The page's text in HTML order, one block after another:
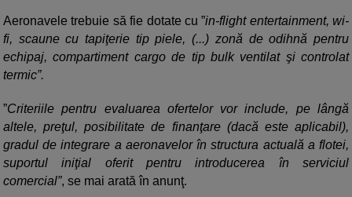
Aeronavele trebuie să fie dotate cu ”in-flight entertainment, wi-
fi, scaune cu tapiţerie tip piele, (...) zonă de odihnă pentru
echipaj, compartiment cargo de tip bulk ventilat şi controlat
termic”.
”Criteriile pentru evaluarea ofertelor vor include, pe lângă
altele, preţul, posibilitate de finanţare (dacă este aplicabil),
gradul de integrare a aeronavelor în structura actuală a flotei,
suportul iniţial oferit pentru introducerea în serviciul
comercial”, se mai arată în anunţ.